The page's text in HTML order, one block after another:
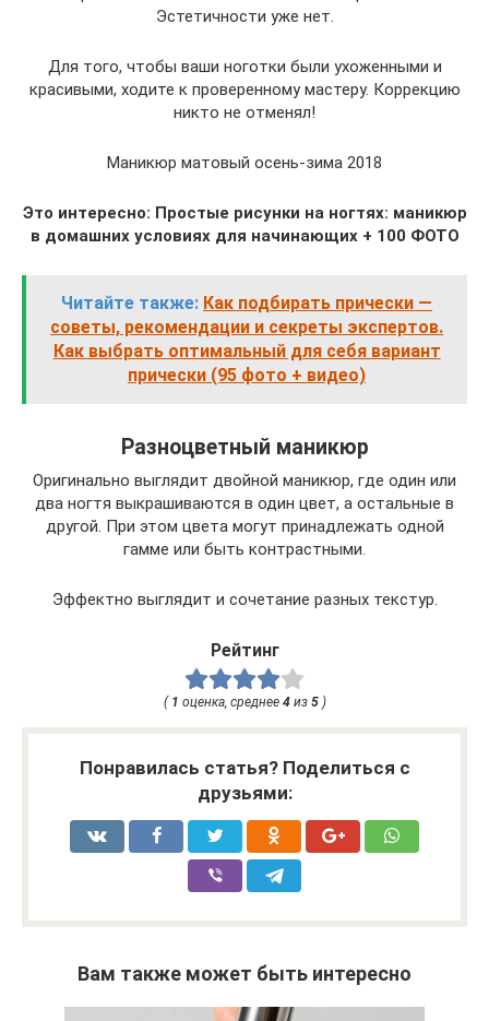
Эстетичности уже нет.
Для того, чтобы ваши ноготки были ухоженными и
красивыми, ходите к проверенному мастеру. Коррекцию
никто не отменял!
Маникюр матовый осень-зима 2018
Это интересно: Простые рисунки на ногтях: маникюр
в домашних условиях для начинающих + 100 ФОТО
Читайте также: Как подбирать прически —
советы, рекомендации и секреты экспертов.
Как выбрать оптимальный для себя вариант
прически (95 фото + видео)
Разноцветный маникюр
Оригинально выглядит двойной маникюр, где один или
два ногтя выкрашиваются в один цвет, а остальные в
другой. При этом цвета могут принадлежать одной
гамме или быть контрастными.
Эффектно выглядит и сочетание разных текстур.
Рейтинг
( 1 оценка, среднее 4из 5)
Понравилась статья? Поделиться с
друзьями:
Вам также может быть интересно